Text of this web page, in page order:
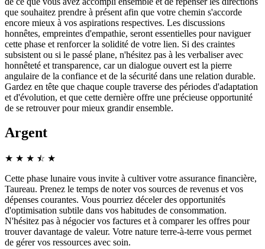
que souhaitez prendre à présent afin que votre chemin s'accorde
encore mieux à vos aspirations respectives. Les discussions
honnêtes, empreintes d'empathie, seront essentielles pour naviguer
cette phase et renforcer la solidité de votre lien. Si des craintes
subsistent ou si le passé plane, n'hésitez pas à les verbaliser avec
honnêteté et transparence, car un dialogue ouvert est la pierre
angulaire de la confiance et de la sécurité dans une relation durable.
Gardez en tête que chaque couple traverse des périodes d'adaptation
et d'évolution, et que cette dernière offre une précieuse opportunité
de se retrouver pour mieux grandir ensemble.
Argent
★ ★ ★ ☆
★ ★
Cette phase lunaire vous invite à cultiver votre assurance financière,
Taureau. Prenez le temps de noter vos sources de revenus et vos
dépenses courantes. Vous pourriez déceler des opportunités
d'optimisation subtile dans vos habitudes de consommation.
N'hésitez pas à négocier vos factures et à comparer les offres pour
trouver davantage de valeur. Votre nature terre-à-terre vous permet
de gérer vos ressources avec soin.